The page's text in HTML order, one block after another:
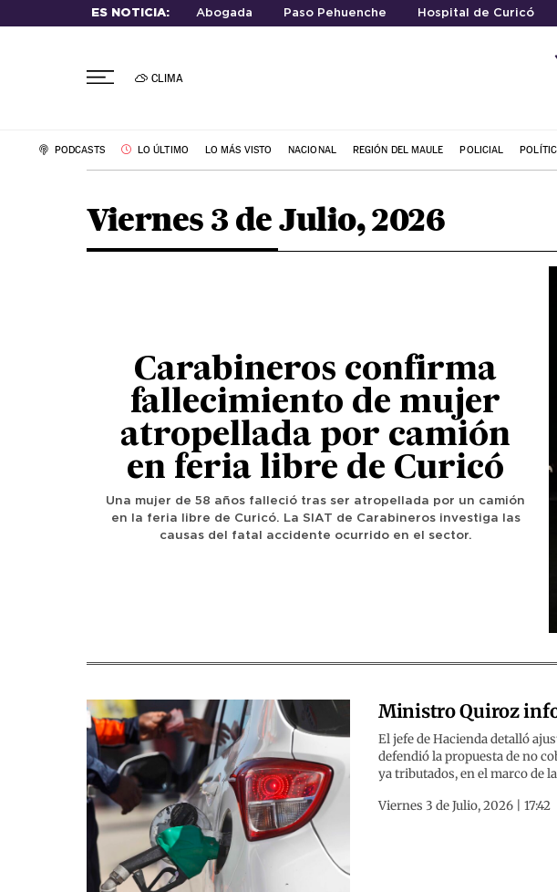
ES NOTICIA: Abogada Paso Pehuenche Hospital de Curicó
CLIMA
PODCASTS LO ÚLTIMO LO MÁS VISTO NACIONAL REGIÓN DEL MAULE POLICIAL
Viernes 3 de Julio, 2026
Carabineros confirma
fallecimiento de mujer
atropellada por camión
en feria libre de Curicó
Una mujer de 58 años falleció tras ser atropellada por un camión
en la feria libre de Curicó. La SIAT de Carabineros investiga las
causas del fatal accidente ocurrido en el sector.
Ministro Quiroz
El jefe de Hacienda detalló
defendió la propuesta de no
ya tributados, en el marco de
Viernes 3 de Julio, 2026 | 17:42